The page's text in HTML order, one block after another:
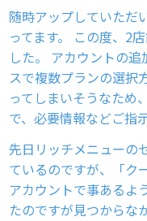
随時アップしていただ
ってます。 この度、2
した。 アカウントの
スで複数プランの選択
ってしまいそうなため
で、必要情報などご指
先日リッチメニューの
ているのですが、「ク
アカウントで事あるよ
たのですが見つからな